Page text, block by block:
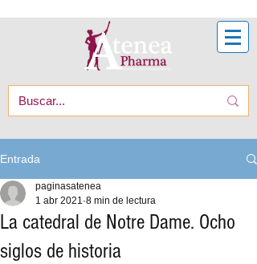
Entrada
La catedral de Notre Dame. Ocho
siglos de historia
paginasatenea
1 abr 2021 8 min de lectura